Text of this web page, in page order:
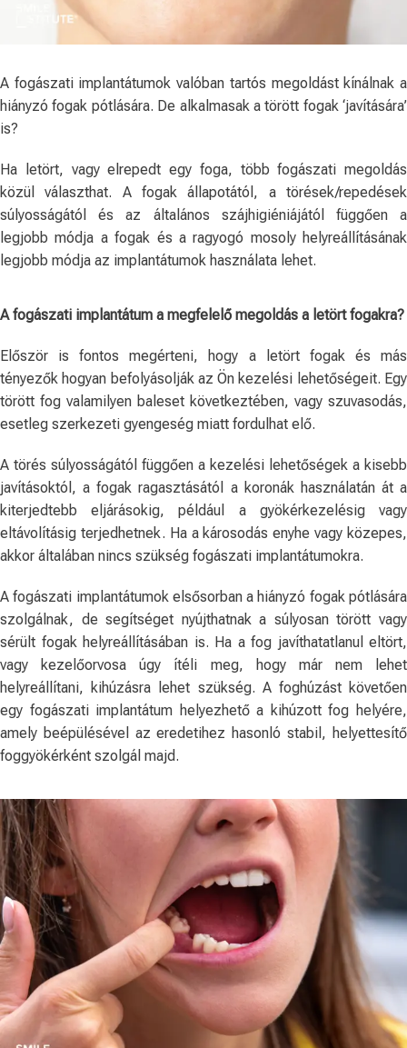
A fogászati ​​implantátumok valóban tartós megoldást kínálnak a
hiányzó fogak pótlására. De alkalmasak a törött fogak ‘javítására’
is?
Ha letört, vagy elrepedt egy foga, több fogászati ​​megoldás
közül választhat. A fogak állapotától, a törések/repedések
súlyosságától és az általános szájhigiéniájától függően a
legjobb módja a fogak és a ragyogó mosoly helyreállításának
legjobb módja az implantátumok használata lehet.
A fogászati ​​implantátum a megfelelő megoldás a letört fogakra?
Először is fontos megérteni, hogy a letört fogak és más
tényezők hogyan befolyásolják az Ön kezelési lehetőségeit. Egy
törött fog valamilyen baleset következtében, vagy szuvasodás,
esetleg szerkezeti gyengeség miatt fordulhat elő.
A törés súlyosságától függően a kezelési lehetőségek a kisebb
javításoktól, a fogak ragasztásától a koronák használatán át a
kiterjedtebb eljárásokig, például a gyökérkezelésig vagy
eltávolításig terjedhetnek. Ha a károsodás enyhe vagy közepes,
akkor általában nincs szükség fogászati ​​implantátumokra.
A fogászati ​​implantátumok elsősorban a hiányzó fogak pótlására
szolgálnak, de segítséget nyújthatnak a súlyosan törött vagy
sérült fogak helyreállításában is. Ha a fog javíthatatlanul eltört,
vagy kezelőorvosa úgy ítéli meg, hogy már nem lehet
helyreállítani, kihúzásra lehet szükség. A foghúzást követően
egy fogászati ​​implantátum helyezhető a kihúzott fog helyére,
amely beépülésével az eredetihez hasonló stabil, helyettesítő
foggyökérként szolgál majd.